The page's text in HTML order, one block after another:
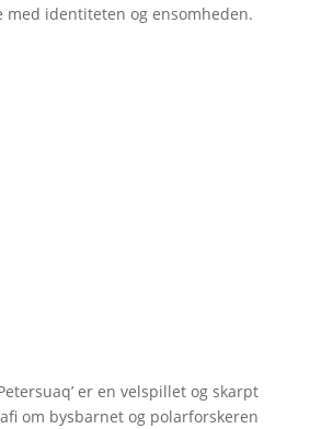
med identiteten og ensomheden.
er en velspillet og skarpt
om bysbarnet og polarforskeren